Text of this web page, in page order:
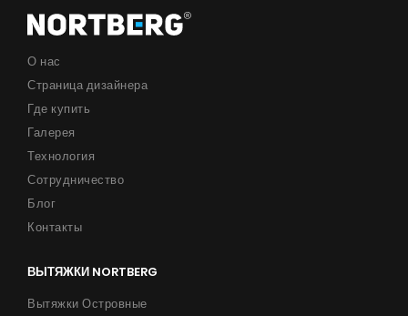
О нас
Страница дизайнера
Где купить
Галерея
Технология
Сотрудничество
Блог
Контакты
ВЫТЯЖКИ NORTBERG
Вытяжки Островные